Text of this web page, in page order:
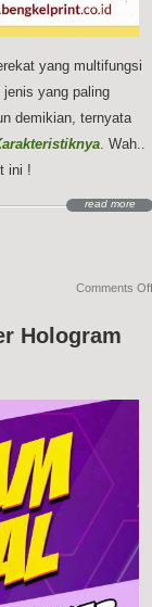
yang multifungsi
yang paling
demikian, ternyata
. Wah..
ini !
read more
Hologram
Comments Off